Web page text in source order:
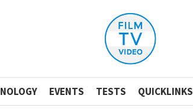
EVENTS TESTS QUICKLINKS